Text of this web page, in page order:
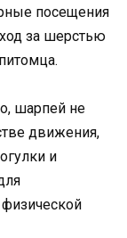
посещения
за шерстью
шарпей не
движения,
и